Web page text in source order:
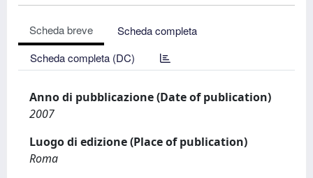
Scheda breve
Scheda completa
Scheda completa (DC)
Anno di pubblicazione (Date of publication)
2007
Luogo di edizione (Place of publication)
Roma